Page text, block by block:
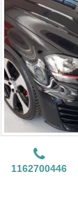
1162700446